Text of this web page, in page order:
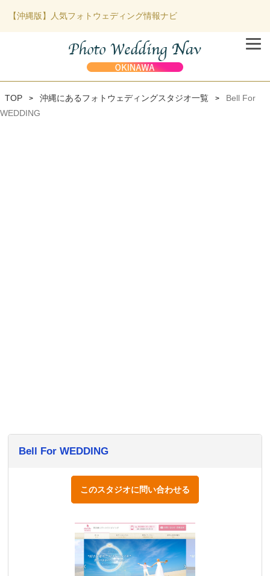
【沖縄版】人気フォトウェディング情報ナビ
TOP > 沖縄にあるフォトウェディングスタジオ一覧 >
Bell For
WEDDING
Bell For WEDDING
このスタジオに問い合わせる